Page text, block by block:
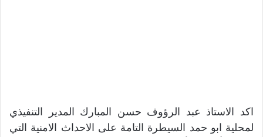
اكد الاستاذ عبد الرؤوف حسن المبارك المدير التنفيذي
لمحلية ابو حمد السيطرة التامة على الاحداث الامنية التي